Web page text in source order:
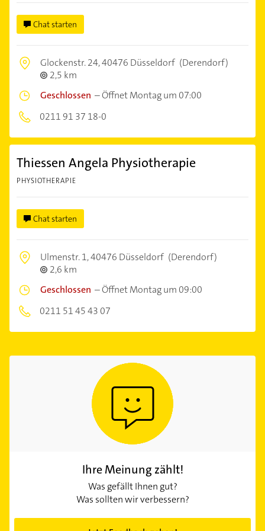
Chat starten
Glockenstr. 24,40476 Düsseldorf (Derendorf)
2,5 km
Geschlossen –Öffnet Montag um 07:00
0211 91 37 18-0
Thiessen Angela Physiotherapie
PHYSIOTHERAPIE
Chat starten
Ulmenstr. 1,40476 Düsseldorf (Derendorf)
2,6 km
Geschlossen –Öffnet Montag um 09:00
0211 51 45 43 07
Ihre Meinung zählt!
Was gefällt Ihnen gut?
Was sollten wir verbessern?